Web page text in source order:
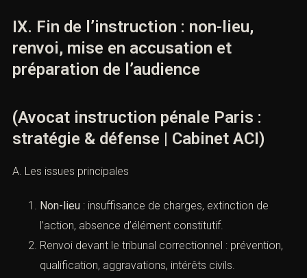
IX. Fin de l’instruction : non-lieu,
renvoi, mise en accusation et
préparation de l’audience
(Avocat instruction pénale Paris :
stratégie & défense | Cabinet ACI)
A. Les issues principales
Non-lieu : insuffisance de charges, extinction de
l’action, absence d’élément constitutif.
Renvoi devant le tribunal correctionnel : prévention,
qualification, aggravations, intérêts civils.